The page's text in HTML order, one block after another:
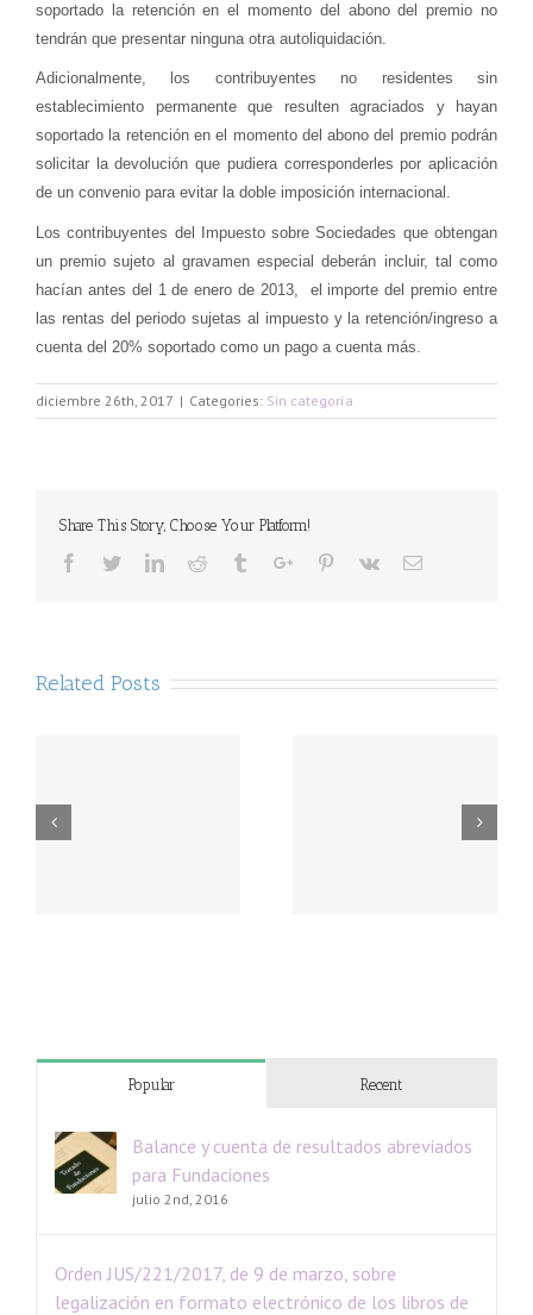
soportado la retenciónen el momento del abono del premio no
tendrán que presentar ninguna otra autoliquidación
Adicionalmente, los contribuyentes no residentes sin
establecimiento permanente que resulten agraciados y hayan
soportado la retención en el momento del abono del premio podrán
solicitar la devolución que pudiera corresponderles por aplicación
de un convenio para evitar la doble imposición internacional.
Los contribuyentes del Impuesto sobre Sociedades que obtengan
un premio sujeto al gravamen especial deberán incluir, tal como
hacían antes del 1 de enero de 2013, el importe del premio entre
las rentas del periodo sujetas al impuesto y la retención/ingreso a
cuenta del 20% soportado como un pago a cuenta más.
diciembre 26th, 2017 | Categories: Sin categoría
Share This Story, Choose Your Platform!
Facebook
TwitterLinkedinReddit TumblrGoogle+Pinterest
Vk Email
Related Posts
Popular Recent
Balance y cuenta de resultados abreviados
para Fundaciones
julio 2nd, 2016
Orden JUS/221/2017, de 9 de marzo, sobre
legalización en formato electrónico de los libros de